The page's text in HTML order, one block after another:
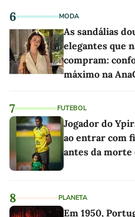
6 MODA
As sandálias
elegantes que
compram:
máximo na
7 FUTEBOL
Jogador do
ao entrar com
antes da morte
8 PLANETA
Em 1950,